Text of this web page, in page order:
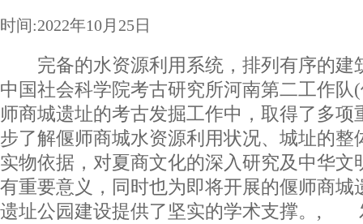
时间:2022年10月25日
完备的水资源利用系统，排列有序的
中国社会科学院考古研究所河南第二工作队
师商城遗址的考古发掘工作中，取得了多项
步了解偃师商城水资源利用状况、城址的整
实物依据，对夏商文化的深入研究及中华文
有重要意义，同时也为即将开展的偃师商城
遗址公园建设提供了坚实的学术支撑。,